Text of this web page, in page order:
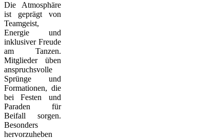
Die Atmosphäre
ist geprägt von
Teamgeist,
Energie und
inklusiver Freude
am Tanzen.
Mitglieder üben
anspruchsvolle
Sprünge und
Formationen, die
bei Festen und
Paraden für
Beifall sorgen.
Besonders
hervorzuheben